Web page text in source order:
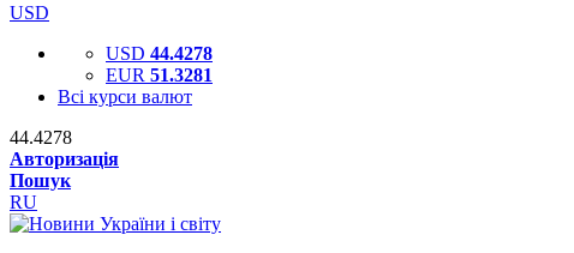
USD
USD 44.4278
EUR 51.3281
Всі курси валют
44.4278
Авторизація
Пошук
RU